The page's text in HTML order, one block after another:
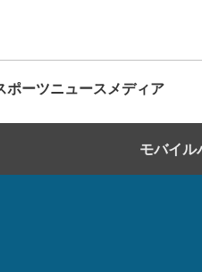
ポーツニュースメディア
モバイル